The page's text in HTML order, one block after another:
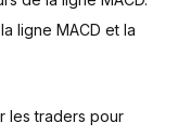
ligne MACD et la
les traders pour